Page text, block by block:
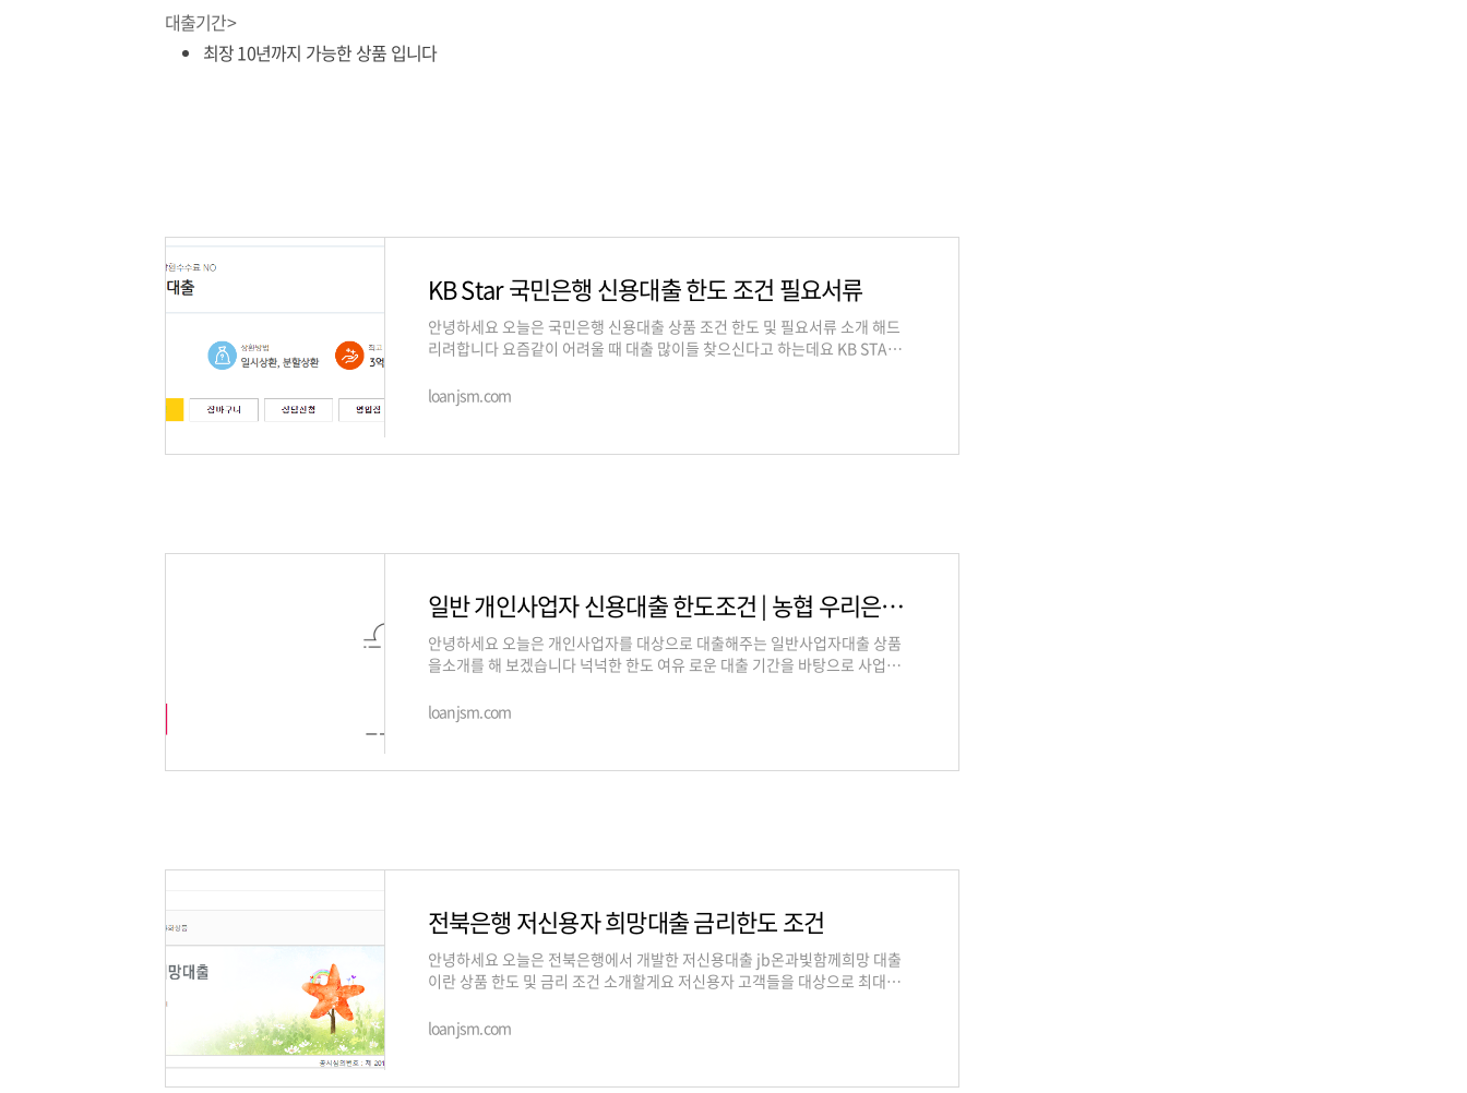
대출기간>
최장 10년까지 가능한 상품 입니다
KB Star 국민은행 신용대출 한도 조건 필요서류
안녕하세요 오늘은 국민은행 신용대출 상품 조건 한도 및 필요서류 소개 해드
리려합니다 요즘같이 어려울 때 대출 많이들 찾으신다고 하는데요 KB STAR
loanjsm.com
일반 개인사업자 신용대출 한도조건 | 농협 우리은행 웰컴저축
안녕하세요 오늘은 개인사업자를 대상으로 대출해주는 일반사업자대출 상품
을소개를 해 보겠습니다 넉넉한 한도 여유 로운 대출 기간을 바탕으로 사업자
loanjsm.com
전북은행 저신용자 희망대출 금리한도 조건
안녕하세요 오늘은 전북은행에서 개발한 저신용대출 jb온과빛함께희망 대출
이란 상품 한도 및 금리 조건 소개할게요 저신용자 고객들을 대상으로 최대1
loanjsm.com